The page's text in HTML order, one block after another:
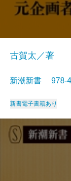
古賀太／著
新潮新書 978-
新書電子書籍あり